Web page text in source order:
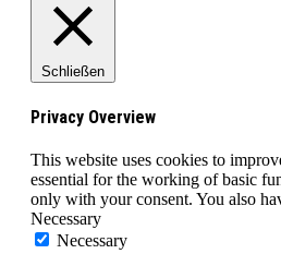
Schließen
Privacy Overview
This website uses cookies to
essential for the working of basic
only with your consent. You also
Necessary
Necessary